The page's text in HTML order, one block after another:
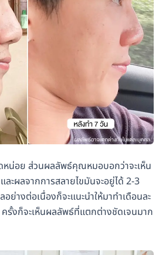
หน่อย ส่วนผลลัพธ์คุณหมอบอกว่าจะเห็น
ะผลจากการสลายไขมันจะอยู่ได้ 2-3
ย่างต่อเนื่องก็จะแนะนำให้มาทำเดือนละ
รั้งก็จะเห็นผลลัพธ์ที่แตกต่างชัดเจนมาก